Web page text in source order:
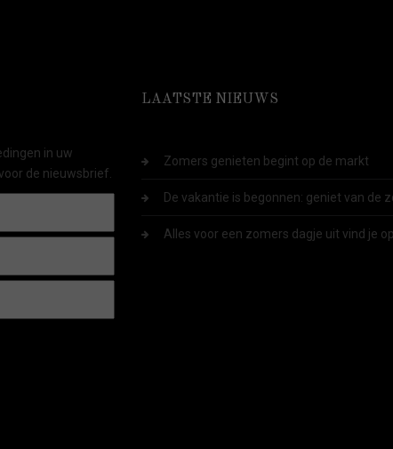
in uw
de nieuwsbrief.
LAATSTE NIEUWS
Zomers genieten begint op de markt
De vakantie is begonnen: geniet van de
Alles voor een zomers dagje uit vind je